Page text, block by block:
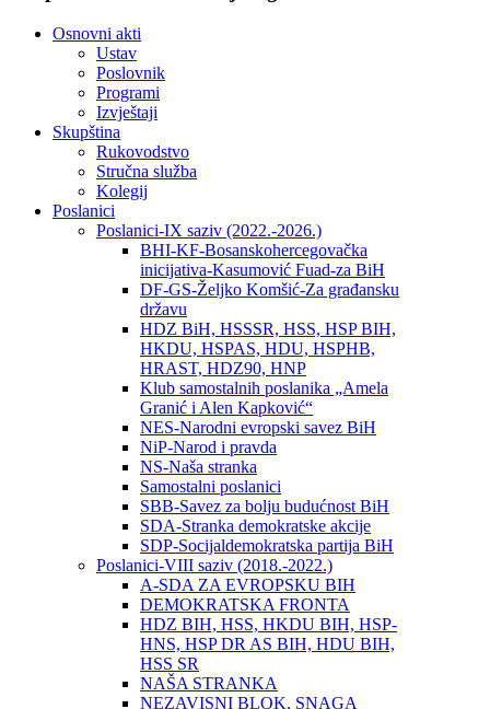
Osnovni akti
Ustav
Poslovnik
Programi
Izvještaji
Skupština
Rukovodstvo
Stručna služba
Kolegij
Poslanici
Poslanici-IX saziv (2022.-2026.)
BHI-KF-Bosanskohercegovačka
inicijativa-Kasumović Fuad-za BiH
DF-GS-Željko Komšić-Za građansku
državu
HDZ BiH, HSSSR, HSS, HSP BIH,
HKDU, HSPAS, HDU, HSPHB,
HRAST, HDZ90, HNP
Klub samostalnih poslanika „Amela
Granić i Alen Kapković“
NES-Narodni evropski savez BiH
NiP-Narod i pravda
NS-Naša stranka
Samostalni poslanici
SBB-Savez za bolju budućnost BiH
SDA-Stranka demokratske akcije
SDP-Socijaldemokratska partija BiH
Poslanici-VIII saziv (2018.-2022.)
A-SDA ZA EVROPSKU BIH
DEMOKRATSKA FRONTA
HDZ BIH, HSS, HKDU BIH, HSP-
HNS, HSP DR AS BIH, HDU BIH,
HSS SR
NAŠA STRANKA
NEZAVISNI BLOK, SNAGA